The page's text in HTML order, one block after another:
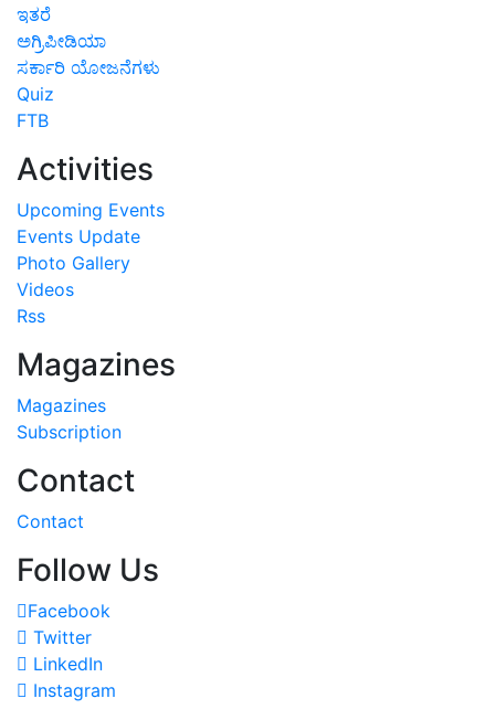
ಇತರೆ
ಅಗ್ರಿಪೀಡಿಯಾ
ಸರ್ಕಾರಿ ಯೋಜನೆಗಳು
Quiz
FTB
Activities
Upcoming Events
Events Update
Photo Gallery
Videos
Rss
Magazines
Magazines
Subscription
Contact
Contact
Follow Us
Facebook
Twitter
LinkedIn
Instagram